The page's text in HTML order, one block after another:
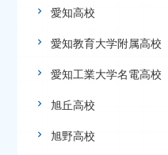
愛知高校
愛知教育大学附属高校
愛知工業大学名電高校
旭丘高校
旭野高校